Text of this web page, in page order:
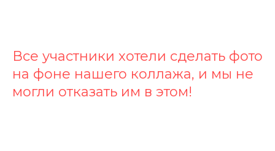
Все участники хотели сделать фото
на фоне нашего коллажа, и мы не
могли отказать им в этом!